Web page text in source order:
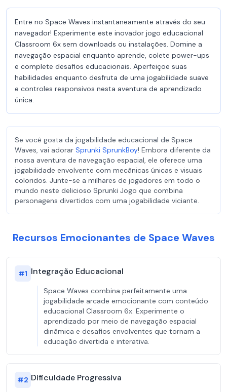
Entre no Space Waves instantaneamente através do seu
navegador! Experimente este inovador jogo educacional
Classroom 6x sem downloads ou instalações. Domine a
navegação espacial enquanto aprende, colete power-ups
e complete desafios educacionais. Aperfeiçoe suas
habilidades enquanto desfruta de uma jogabilidade suave
e controles responsivos nesta aventura de aprendizado
única.
Se você gosta da jogabilidade educacional de Space
Waves, vai adorar Sprunki SprunkBoy! Embora diferente da
nossa aventura de navegação espacial, ele oferece uma
jogabilidade envolvente com mecânicas únicas e visuais
coloridos. Junte-se a milhares de jogadores em todo o
mundo neste delicioso Sprunki Jogo que combina
personagens divertidos com uma jogabilidade viciante.
Recursos Emocionantes de Space Waves
#1 Integração Educacional
Space Waves combina perfeitamente uma
jogabilidade arcade emocionante com conteúdo
educacional Classroom 6x. Experimente o
aprendizado por meio de navegação espacial
dinâmica e desafios envolventes que tornam a
educação divertida e interativa.
#2 Dificuldade Progressiva